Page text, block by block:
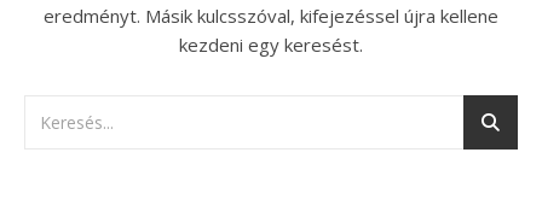
eredményt. Másik kulcsszóval, kifejezéssel újra kellene
kezdeni egy keresést.